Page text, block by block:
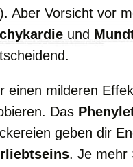
Aber Vorsicht vor
und
einen milderen
Das
geben dir
. Je mehr